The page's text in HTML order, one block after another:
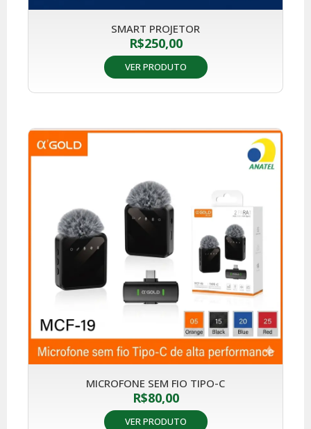
SMART PROJETOR
R$250,00
VER PRODUTO
MICROFONE SEM FIO TIPO-C
R$80,00
VER PRODUTO